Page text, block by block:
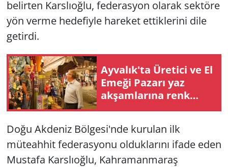
belirten Karslıoğlu, federasyon olarak sektöre
yön verme hedefiyle hareket ettiklerini dile
getirdi.
Ayvalık'ta Üretici ve El
Emeği Pazarı yaz
akşamlarına renk
katıyor
Doğu Akdeniz Bölgesi'nde kurulan ilk
müteahhit federasyonu olduklarını ifade eden
Mustafa Karslıoğlu, Kahramanmaraş